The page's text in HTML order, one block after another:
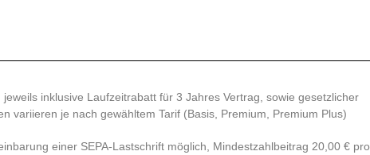
inklusive Laufzeitrabatt für 3 Jahres Vertrag, sowie gesetzlicher
variieren je nach gewähltem Tarif (Basis, Premium, Premium Plus)
einer SEPA‐Lastschrift möglich, Mindestzahlbeitrag 20,00 € pro